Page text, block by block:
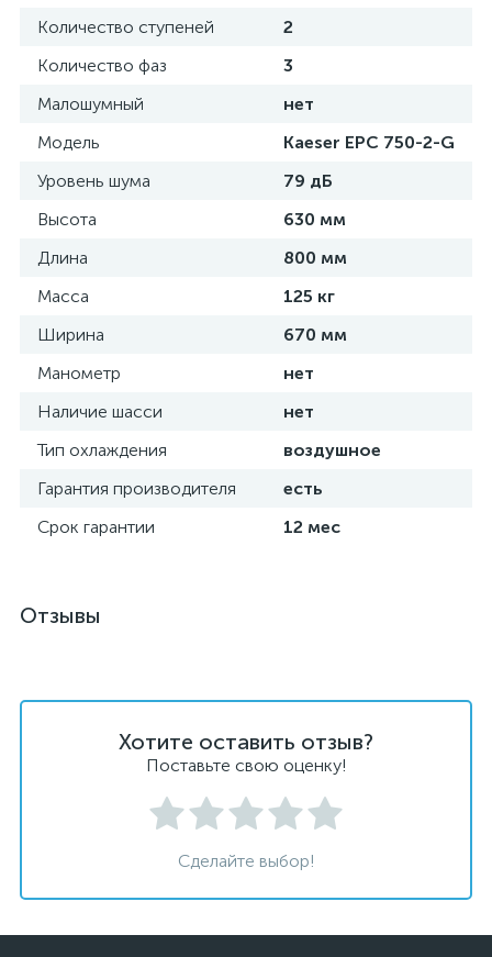
Количество ступеней
2
Количество фаз
3
Малошумный
нет
Модель
Kaeser EPC 750-2-G
Уровень шума
79 дБ
Высота
630 мм
Длина
800 мм
Масса
125 кг
Ширина
670 мм
Манометр
нет
Наличие шасси
нет
Тип охлаждения
воздушное
Гарантия производителя
есть
Срок гарантии
12 мес
Отзывы
Хотите оставить отзыв?
Поставьте свою оценку!
Сделайте выбор!